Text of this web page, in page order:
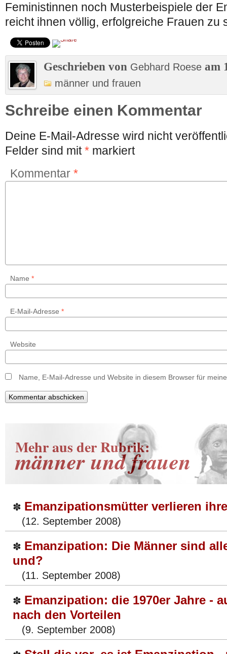
Feministinnen noch Musterbeispiele der
reicht ihnen völlig, erfolgreiche Frauen zu
Geschrieben von Gebhard Roese am
männer und frauen
Schreibe einen Kommentar
Deine E-Mail-Adresse wird nicht
Felder sind mit* markiert
Kommentar *
Name *
E-Mail-Adresse *
Website
Name, E-Mail-Adresse und Website in diesem Browser für
Mehr aus der Rubrik:
männer und frauen
✽ Emanzipationsmütter verlieren
(12. September 2008)
✽ Emanzipation: Die Männer sind
und?
(11. September 2008)
✽ Emanzipation: die 1970er Jahre -
nach den Vorteilen
(9. September 2008)